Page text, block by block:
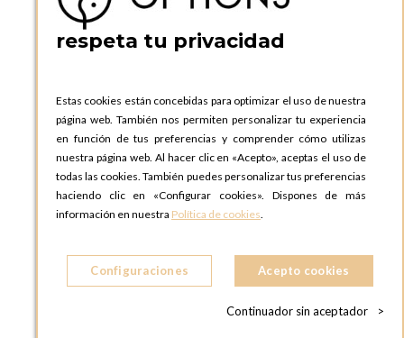
Teléfono:
+34 935 724 041
OPTIONS BARCELONA SHOWROOM
ESPAñA
Teléfono:+34 935 724 041
OPTIONS MADRID
C. Lucio Emilio Cándido, 6,
28803 Alcalá de Henares, Madrid
ESPAñA
OPTIONS MADRID SHOWROOM
28004 MADRID
respeta tu privacidad
Estas cookies están concebidas para optimizar el uso de nuestra
página web. También nos permiten personalizar tu experiencia
en función de tus preferencias y comprender cómo utilizas
nuestra página web. Al hacer clic en «Acepto», aceptas el uso de
todas las cookies. También puedes personalizar tus preferencias
haciendo clic en «Configurar cookies». Dispones de más
información en nuestra Política de cookies.
Configuraciones Acepto cookies
Continuador sin aceptador >